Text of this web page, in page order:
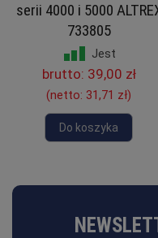
serii 4000 i 5000
733805
Jest
brutto: 39,00 zł
(netto: 31,71 zł)
Do koszyka